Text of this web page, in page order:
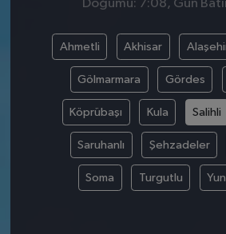
Doğumu: 7:08, Gün
Ahmetli Akhisar
Gölmarmara Gördes
Köprübaşı Kula Salihli
Saruhanlı Şehzadeler
Soma Turgutlu